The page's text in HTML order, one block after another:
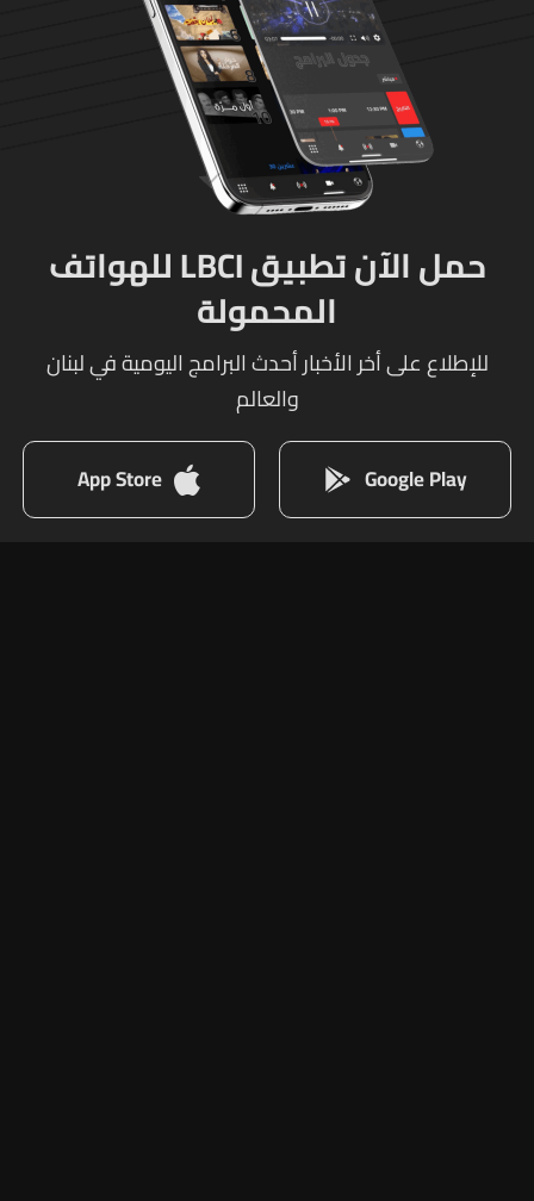
حمل الآن تطبيق LBCI للهواتف
المحمولة
للإطلاع على أخر الأخبار أحدث البرامج اليومية في لبنان
والعالم
Google Play
App Store